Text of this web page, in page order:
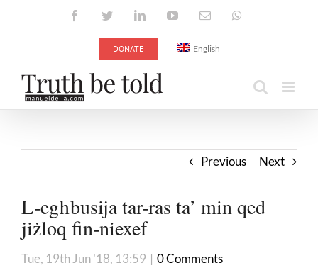
FacebookTwitterLinkedInYouTubeEmail
DONATE English
Previous Next
L-egħbusija tar-ras ta’ min qed
jiżloq fin-niexef
Tue, 19th Jun '18, 13:59 | 0 Comments